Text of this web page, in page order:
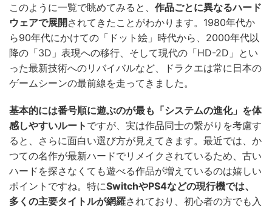
このように一覧で眺めてみると、 作品ごとに異なるハード
ウェアで展開されてきたことがわかります。1980年代か
ら90年代にかけての「ドット絵」時代から、2000年代以
降の「3D」表現への移行、そして現代の「HD-2D」とい
った最新技術へのリバイバルなど、ドラクエは常に日本の
ゲームシーンの最前線を走ってきました。
基本的には番号順に遊ぶのが最も「システムの進化」を体
感しやすいルート ですが、実は作品同士の繋がりを考慮す
ると、さらに面白い選び方が見えてきます。最近では、か
つての名作が最新ハードでリメイクされているため、古い
ハードを探さなくても遊べる作品が増えているのは嬉しい
ポイントですね。特にSwitchやPS4などの現行機では、
多くの主要タイトルが網羅されており、初心者の方でも入